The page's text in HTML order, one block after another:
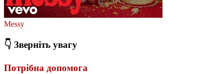
Messy
👇 Зверніть увагу
Потрібна допомога